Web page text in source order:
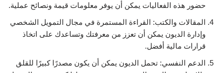
حضور هذه الفعاليات يمكن أن يوفر معلومات قيمة ونصائح عملية.
المقالات والكتب: القراءة المستمرة في مجال التمويل الشخصي
وإدارة الديون يمكن أن تعزز من معرفتك وتساعدك على اتخاذ
قرارات مالية أفضل.
الدعم النفسي: تحمل الديون يمكن أن يكون مصدرًا كبيرًا للقلق